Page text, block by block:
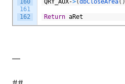
161
162
Return aRet
—